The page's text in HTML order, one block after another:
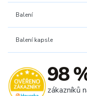
Balení
Balení kapsle
98
zákazníků